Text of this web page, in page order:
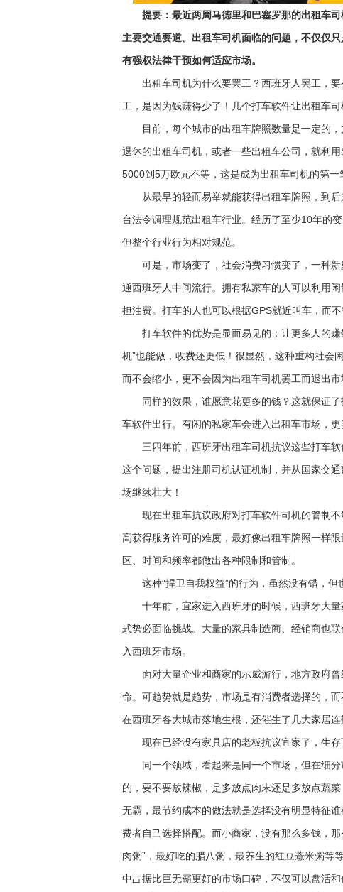
提要：最近两周马德里和巴塞罗那的出租车
主要交通要道。出租车司机面临的问题，不仅仅
有强权法律干预如何适应市场。
出租车司机为什么要罢工？西班牙人罢工，要
工，是因为钱赚得少了！几个打车软件让出租车司
目前，每个城市的出租车牌照数量是一定的，
退休的出租车司机，或者一些出租车公司，就利
5000到5万欧元不等，这是成为出租车司机的第
从最早的轻而易举就能获得出租车牌照，到后
台法令调理规范出租车行业。经历了至少10年的
但整个行业行为相对规范。
可是，市场变了，社会消费习惯变了，一种新
通西班牙人中间流行。拥有私家车的人可以利用
担油费。打车的人也可以根据GPS就近叫车，而
打车软件的优势是显而易见的：让更多人的赚
机”也能做，收费还更低！很显然，这种重构社会
而不会缩小，更不会因为出租车司机罢工而退出市
同样的效果，谁愿意花更多的钱？这就保证了
车软件出行。有闲的私家车会进入出租车市场，
三四年前，西班牙出租车司机抗议这些打车软
这个问题，提出注册司机认证机制，并从国家交
场继续壮大！
现在出租车抗议政府对打车软件司机的管制不
高获得服务许可的难度，最好像出租车牌照一样
区、时间和频率都做出各种限制和管制。
这种“捍卫自我权益”的行为，虽然没有错，但
十年前，宜家进入西班牙的时候，西班牙大量
式势必面临挑战。大量的家具制造商、经销商也
入西班牙市场。
面对大量企业和商家的示威游行，地方政府曾
命。可趋势就是趋势，市场是有消费者选择的，
在西班牙各大城市落地生根，还催生了几大家居连
现在已经没有家具店的老板抗议宜家了，生存
同一个领域，看起来是同一个市场，但在细分
的，要不要放辣椒，是多放点肉末还是多放点蔬
无霸，最节约成本的做法就是选择没有明显特征
费者自己选择搭配。而小商家，没有那么多钱，
肉粥”，最好吃的腊八粥，最养生的红豆薏米粥等
中占据比巨无霸更好的市场口碑，不仅可以盘活